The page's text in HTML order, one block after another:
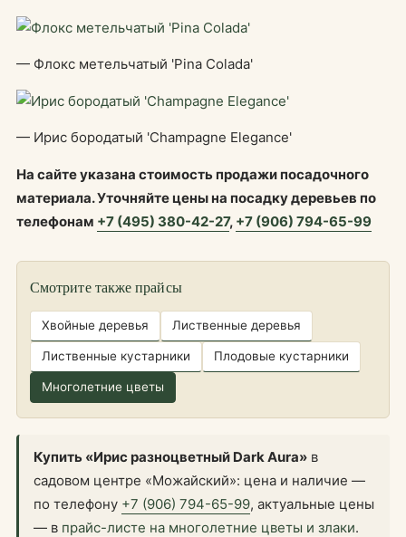
— Флокс метельчатый 'Pina Colada'
— Ирис бородатый 'Champagne Elegance'
На сайте указана стоимость продажи посадочного
материала. Уточняйте цены на посадку деревьев по
телефонам +7 (495) 380-42-27, +7 (906) 794-65-99
Смотрите также прайсы
Хвойные деревья Лиственные деревья
Лиственные кустарники Плодовые кустарники
Многолетние цветы
Купить «Ирис разноцветный Dark Aura» в
садовом центре «Можайский»: цена и наличие —
по телефону +7 (906) 794-65-99, актуальные цены
— в прайс-листе на многолетние цветы и злаки.